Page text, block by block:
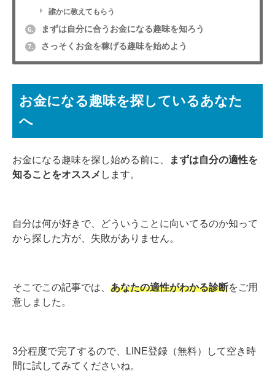
誰かに教えてもらう
6. まずは自分に合うお金になる趣味を知ろう
7. さっそくお金を稼げる趣味を始めよう
お金になる趣味を探しているあなた
へ
お金になる趣味を探し始める前に、
まずは自分の適性を
知ることをオススメ します。
自分は何が好きで、どういうことに向いてるのか知って
から探した方が、失敗がありません。
そこでこの記事では、 あなたの適性がわかる診断をご用
意しました。
3分程度で完了するので、LINE登録（無料）して空き時
間に試してみてくださいね。